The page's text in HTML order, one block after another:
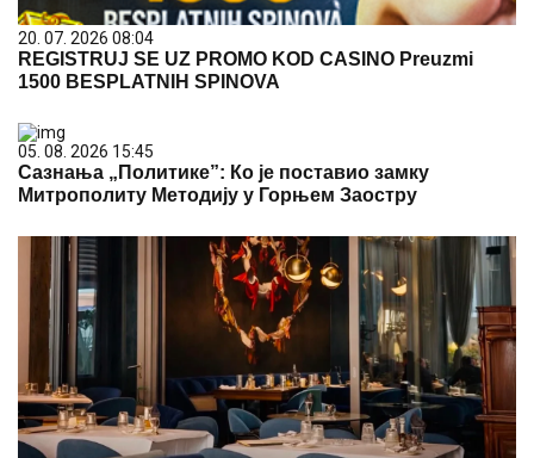
20. 07. 2026 08:04
REGISTRUJ SE UZ PROMO KOD CASINO Preuzmi
1500 BESPLATNIH SPINOVA
05. 08. 2026 15:45
Сазнања „Политике”: Ко је поставио замку
Митрополиту Методију у Горњем Заостру